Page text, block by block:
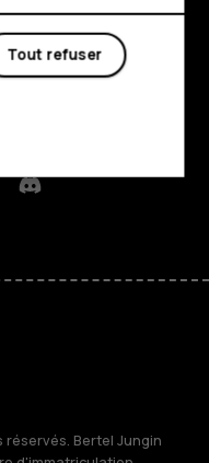
Discord
réservés. Bertel Jungin
Tout refuser